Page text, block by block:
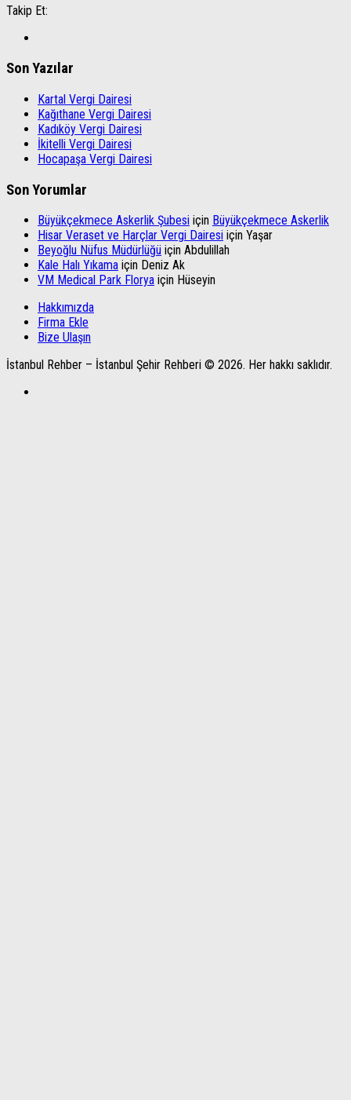
Takip Et:
Son Yazılar
Kartal Vergi Dairesi
Kağıthane Vergi Dairesi
Kadıköy Vergi Dairesi
İkitelli Vergi Dairesi
Hocapaşa Vergi Dairesi
Son Yorumlar
Büyükçekmece Askerlik Şubesi için Büyükçekmece Askerlik
Hisar Veraset ve Harçlar Vergi Dairesi için Yaşar
Beyoğlu Nüfus Müdürlüğü için Abdulillah
Kale Halı Yıkama için Deniz Ak
VM Medical Park Florya için Hüseyin
Hakkımızda
Firma Ekle
Bize Ulaşın
İstanbul Rehber – İstanbul Şehir Rehberi © 2026. Her hakkı saklıdır.